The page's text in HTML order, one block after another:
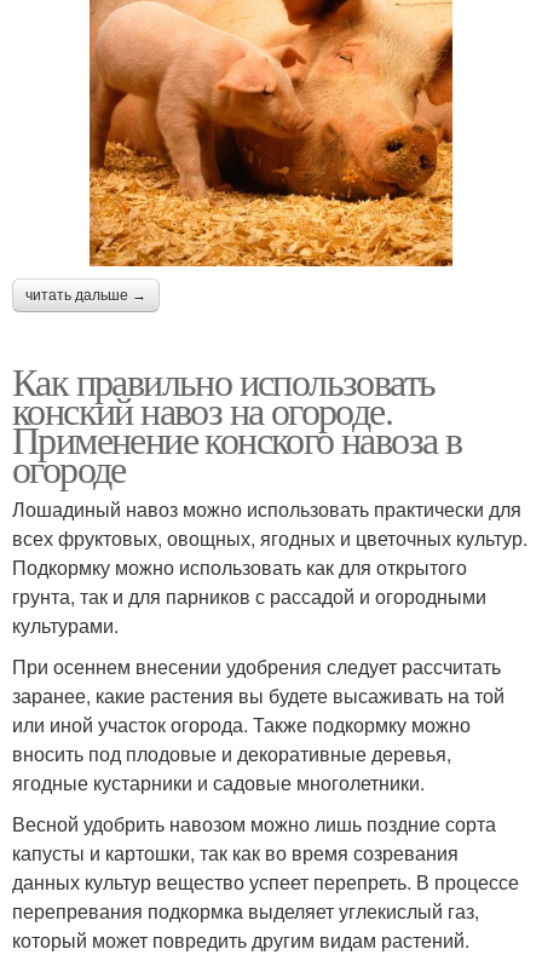
читать дальше →
Как правильно использовать
конский навоз на огороде.
Применение конского навоза в
огороде
Лошадиный навоз можно использовать практически для
всех фруктовых, овощных, ягодных и цветочных культур.
Подкормку можно использовать как для открытого
грунта, так и для парников с рассадой и огородными
культурами.
При осеннем внесении удобрения следует рассчитать
заранее, какие растения вы будете высаживать на той
или иной участок огорода. Также подкормку можно
вносить под плодовые и декоративные деревья,
ягодные кустарники и садовые многолетники.
Весной удобрить навозом можно лишь поздние сорта
капусты и картошки, так как во время созревания
данных культур вещество успеет перепреть. В процессе
перепревания подкормка выделяет углекислый газ,
который может повредить другим видам растений.